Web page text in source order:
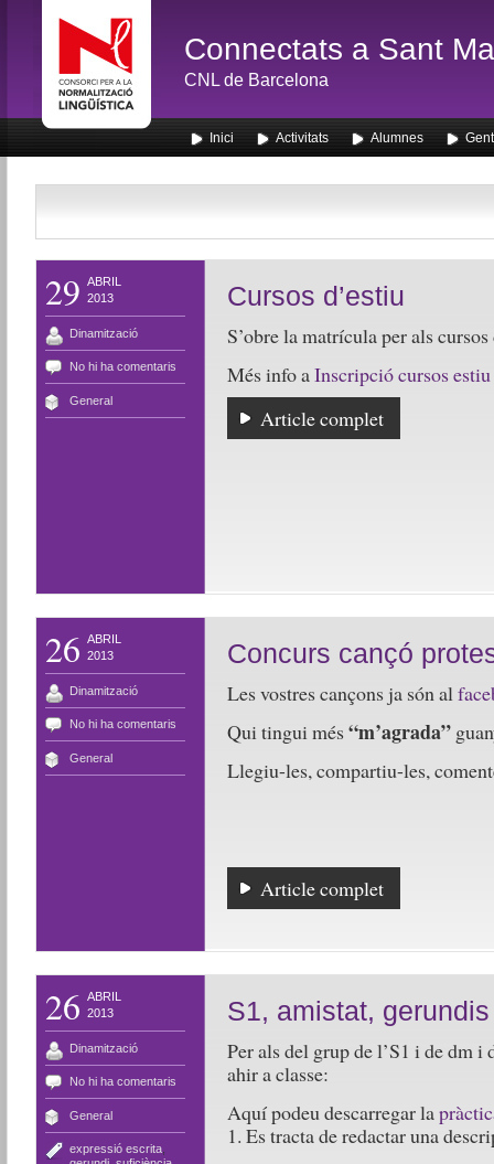
Connectats a Sant
CNL de Barcelona
Inici Activitats Alumnes
29 ABRIL
2013
Dinamització
No hi ha comentaris
General
Cursos d’estiu
S’obre la matrícula per als
Més info aInscripció cursos
Article complet
26 ABRIL
2013
Dinamització
No hi ha comentaris
General
Concurs cançó
Les vostres cançons ja són al
Qui tingui més“m’agrada”
Llegiu-les, compartiu-les,
Article complet
26 ABRIL
2013
Dinamització
No hi ha comentaris
General
expressió escrita,
S1, amistat,
Per als del grup de l’S1 i de dm
ahir a classe:
Aquí podeu descarregar la
1. Es tracta de redactar una